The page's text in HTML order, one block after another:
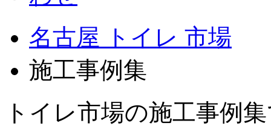
名古屋 トイレ 市場
施工事例集
トイレ市場の施工事例